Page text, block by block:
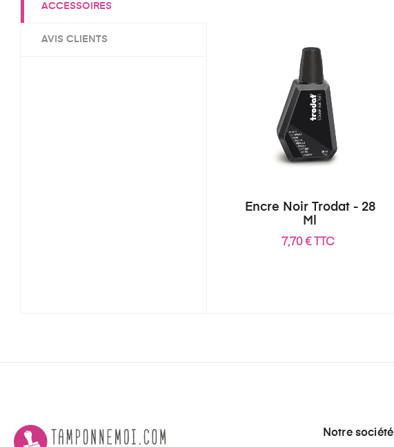
ACCESSOIRES
AVIS CLIENTS
Encre Noir Trodat - 28
Ml
7,70 € TTC
Notre société